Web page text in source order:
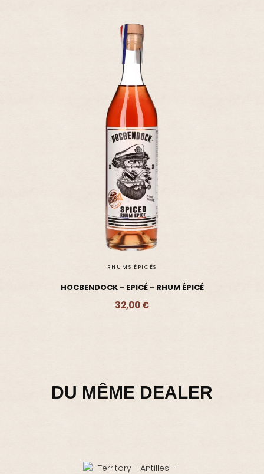
RHUMS ÉPICÉS
BLACK TEARS - RHUM ÉPICÉ
34,00 €
Ajouter - 34,00 €
DU MÊME DEALER